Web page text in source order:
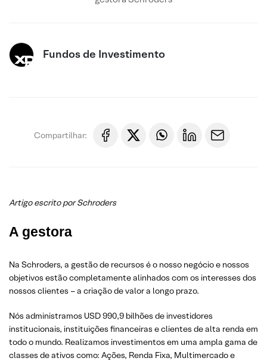
Fundos de Investimento
Compartilhar:
Artigo escrito por Schroders
A gestora
Na Schroders, a gestão de recursos é o nosso negócio e nossos
objetivos estão completamente alinhados com os interesses dos
nossos clientes – a criação de valor a longo prazo.
Nós administramos USD 990,9 bilhões de investidores
institucionais, instituições financeiras e clientes de alta renda em
todo o mundo. Realizamos investimentos em uma ampla gama de
classes de ativos como: Ações, Renda Fixa, Multimercado e